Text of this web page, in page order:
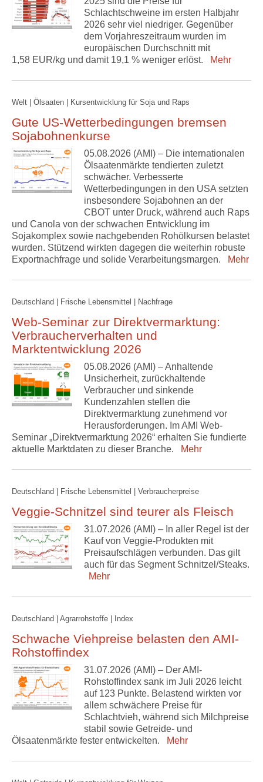
Schlachtschweine im ersten Halbjahr
2026 sehr viel niedriger. Gegenüber
dem Vorjahreszeitraum wurden im
europäischen Durchschnitt mit
1,58 EUR/kg und damit 19,1 % weniger erlöst.
Mehr
Welt | Ölsaaten | Kursentwicklung für Soja und Raps
Gute US-Wetterbedingungen bremsen
Sojabohnenkurse
05.08.2026 (AMI) – Die internationalen
Ölsaatenmärkte tendierten zuletzt
schwächer. Verbesserte
Wetterbedingungen in den USA setzten
insbesondere Sojabohnen an der
CBOT unter Druck, während auch Raps
und Canola von der schwachen Entwicklung im
Sojakomplex sowie nachgebenden Rohölkursen belastet
wurden. Stützend wirkten dagegen die weiterhin robuste
Exportnachfrage und solide Verarbeitungsmargen.
Mehr
Deutschland | Frische Lebensmittel | Nachfrage
Web-Seminar zur Direktvermarktung:
Verbraucherverhalten und
Marktentwicklung 2026
05.08.2026 (AMI) – Anhaltende
Unsicherheit, zurückhaltende
Verbraucher und sinkende
Kundenzahlen stellen die
Direktvermarktung zunehmend vor
Herausforderungen. Im AMI Web-
Seminar „Direktvermarktung 2026“ erhalten Sie fundierte
aktuelle Marktdaten zu dieser Branche.
Mehr
Deutschland | Frische Lebensmittel | Verbraucherpreise
Veggie-Schnitzel sind teurer als Fleisch
31.07.2026 (AMI) – In aller Regel ist der
Kauf von Veggie-Produkten mit
Preisaufschlägen verbunden. Das gilt
auch für das Segment Schnitzel/Steaks.
Mehr
Deutschland | Agrarrohstoffe | Index
Schwache Viehpreise belasten den AMI-
Rohstoffindex
31.07.2026 (AMI) – Der AMI-
Rohstoffindex sank im Juli 2026 leicht
auf 123 Punkte. Belastend wirkten vor
allem schwächere Preise für
Schlachtvieh, während sich Milchpreise
stabil sowie Getreide- und
Ölsaatenmärkte fester entwickelten.
Mehr